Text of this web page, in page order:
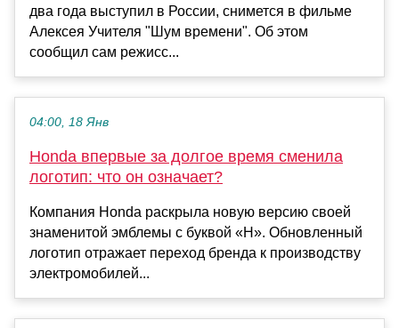
два года выступил в России, снимется в фильме
Алексея Учителя "Шум времени". Об этом
сообщил сам режисс...
04:00, 18 Янв
Honda впервые за долгое время сменила
логотип: что он означает?
Компания Honda раскрыла новую версию своей
знаменитой эмблемы с буквой «H». Обновленный
логотип отражает переход бренда к производству
электромобилей...